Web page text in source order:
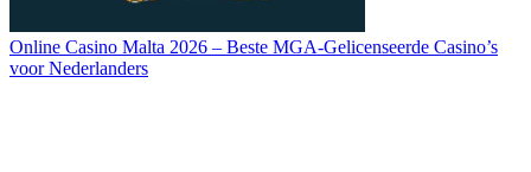
Online Casino Malta 2026 – Beste MGA-Gelicenseerde Casino’s
voor Nederlanders